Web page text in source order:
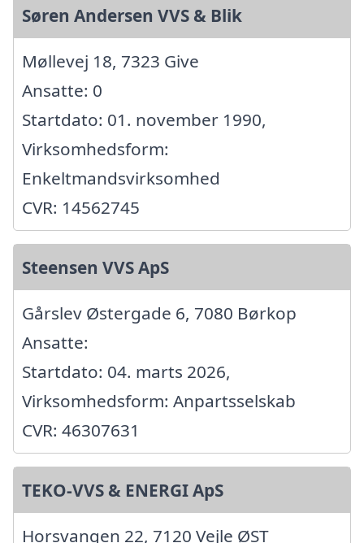
Søren Andersen VVS & Blik
Møllevej 18, 7323 Give
Ansatte: 0
Startdato: 01. november 1990,
Virksomhedsform:
Enkeltmandsvirksomhed
CVR: 14562745
Steensen VVS ApS
Gårslev Østergade 6, 7080 Børkop
Ansatte:
Startdato: 04. marts 2026,
Virksomhedsform: Anpartsselskab
CVR: 46307631
TEKO-VVS & ENERGI ApS
Horsvangen 22, 7120 Vejle ØST